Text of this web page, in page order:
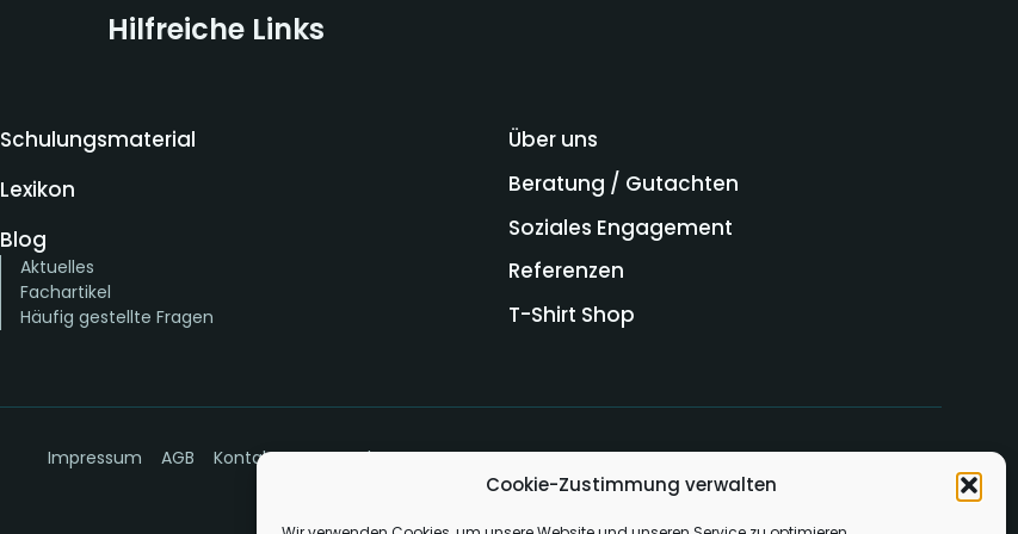
Cookie-Zustimmung verwalten
Hilfreiche Links
Schulungsmaterial
Lexikon
Blog
Aktuelles
Fachartikel
Häufig gestellte Fragen
Über uns
Beratung / Gutachten
Soziales Engagement
Referenzen
T-Shirt Shop
Impressum AGB Kontakt Datenschutz